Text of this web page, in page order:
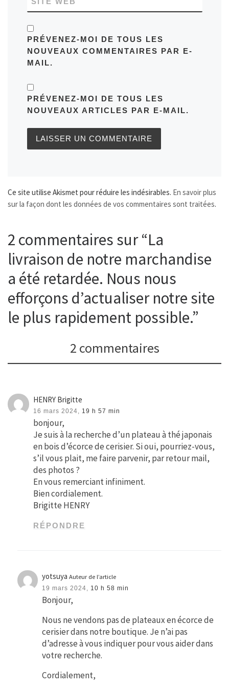
PRÉVENEZ-MOI DE TOUS LES
NOUVEAUX COMMENTAIRES PAR E-
MAIL.
PRÉVENEZ-MOI DE TOUS LES
NOUVEAUX ARTICLES PAR E-MAIL.
Ce site utilise Akismet pour réduire les indésirables. En savoir plus
sur la façon dont les données de vos commentaires sont traitées.
2 commentaires sur “La
livraison de notre marchandise
a été retardée. Nous nous
efforçons d’actualiser notre site
le plus rapidement possible.”
2 commentaires
HENRY Brigitte
16 mars 2024, 19 h 57 min
bonjour,
Je suis à la recherche d’un plateau à thé japonais
en bois d’écorce de cerisier. Si oui, pourriez-vous,
s’il vous plait, me faire parvenir, par retour mail,
des photos ?
En vous remerciant infiniment.
Bien cordialement.
Brigitte HENRY
RÉPONDRE
yotsuya Auteur de l’article
19 mars 2024, 10 h 58 min
Bonjour,
Nous ne vendons pas de plateaux en écorce de
cerisier dans notre boutique. Je n’ai pas
d’adresse à vous indiquer pour vous aider dans
votre recherche.
Cordialement,